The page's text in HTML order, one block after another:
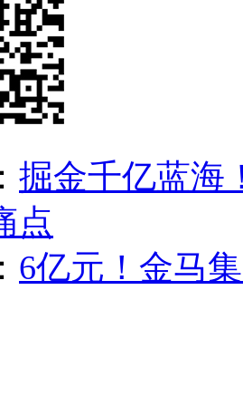
掘金千亿蓝海
点
6亿元！金马